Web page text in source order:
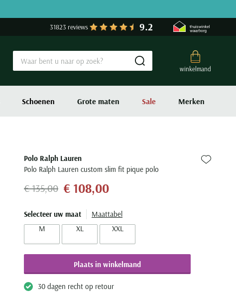
31823 reviews 9.2
winkelmand
Submit search
Schoenen Grote maten Sale Merken
Polo Ralph Lauren
Polo Ralph Lauren custom slim fit pique polo
Zet bij
€ 135,00 € 108,00
Selecteer uw maat
Maattabel
M
XL XXL
Plaats in winkelmand
30 dagen recht op retour